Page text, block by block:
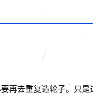
再去重复造轮子。只